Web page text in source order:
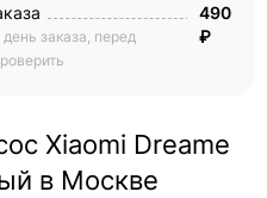
заказа, перед
490
₽
Xiaomi Dreame
в Москве